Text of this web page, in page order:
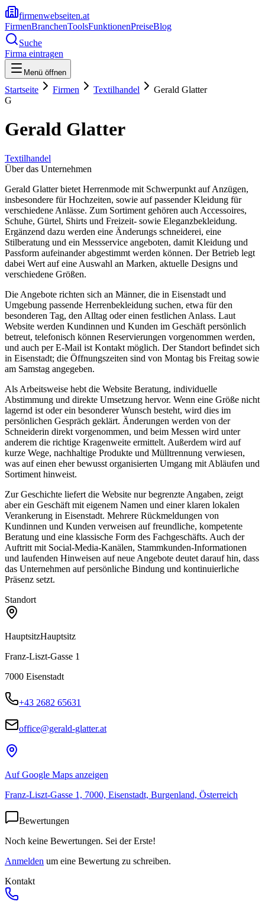
firmenwebseiten.at
FirmenBranchenToolsFunktionenPreiseBlog
Suche
Firma eintragen
Menü öffnen
Startseite Firmen Textilhandel
Gerald Glatter
G
Gerald Glatter
Textilhandel
Über das Unternehmen
Gerald Glatter bietet Herrenmode mit Schwerpunkt auf Anzügen,
insbesondere für Hochzeiten, sowie auf passender Kleidung für
verschiedene Anlässe. Zum Sortiment gehören auch Accessoires,
Schuhe, Gürtel, Shirts und Freizeit- sowie Eleganzbekleidung.
Ergänzend dazu werden eine Änderungs schneiderei, eine
Stilberatung und ein Messservice angeboten, damit Kleidung und
Passform aufeinander abgestimmt werden können. Der Betrieb legt
dabei Wert auf eine Auswahl an Marken, aktuelle Designs und
verschiedene Größen.
Die Angebote richten sich an Männer, die in Eisenstadt und
Umgebung passende Herrenbekleidung suchen, etwa für den
besonderen Tag, den Alltag oder einen festlichen Anlass. Laut
Website werden Kundinnen und Kunden im Geschäft persönlich
betreut, telefonisch können Reservierungen vorgenommen werden,
und auch per E-Mail ist Kontakt möglich. Der Standort befindet sich
in Eisenstadt; die Öffnungszeiten sind von Montag bis Freitag sowie
am Samstag angegeben.
Als Arbeitsweise hebt die Website Beratung, individuelle
Abstimmung und direkte Umsetzung hervor. Wenn eine Größe nicht
lagernd ist oder ein besonderer Wunsch besteht, wird dies im
persönlichen Gespräch geklärt. Änderungen werden von der
Schneiderin direkt vorgenommen, und beim Messen wird unter
anderem die richtige Kragenweite ermittelt. Außerdem wird auf
kurze Wege, nachhaltige Produkte und Mülltrennung verwiesen,
was auf einen eher bewusst organisierten Umgang mit Abläufen und
Sortiment hinweist.
Zur Geschichte liefert die Website nur begrenzte Angaben, zeigt
aber ein Geschäft mit eigenem Namen und einer klaren lokalen
Verankerung in Eisenstadt. Mehrere Rückmeldungen von
Kundinnen und Kunden verweisen auf freundliche, kompetente
Beratung und eine klassische Form des Fachgeschäfts. Auch der
Auftritt mit Social-Media-Kanälen, Stammkunden-Informationen
und laufenden Hinweisen auf neue Angebote deutet darauf hin, dass
das Unternehmen auf persönliche Bindung und kontinuierliche
Präsenz setzt.
Standort
HauptsitzHauptsitz
Franz-Liszt-Gasse 1
7000 Eisenstadt
+43 2682 65631
office@gerald-glatter.at
Auf Google Maps anzeigen
Franz-Liszt-Gasse 1, 7000, Eisenstadt, Burgenland, Österreich
Bewertungen
Noch keine Bewertungen. Sei der Erste!
Anmelden um eine Bewertung zu schreiben.
Kontakt